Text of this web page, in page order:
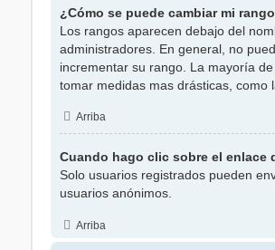
¿Cómo se puede cambiar mi
Los rangos aparecen debajo del
administradores. En general, no
incrementar su rango. La mayoría
tomar medidas mas drásticas, como
Arriba
Cuando hago clic sobre el enlace
Solo usuarios registrados pueden
usuarios anónimos.
Arriba